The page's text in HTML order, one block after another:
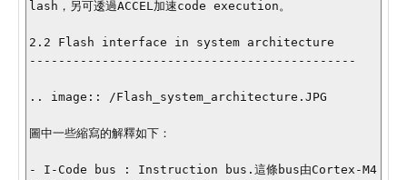
lash，另可逶過ACCEL加速code execution。
2.2 Flash interface in system architecture
---------------------------------------------
.. image:: /Flash_system_architecture.JPG
圖中一些縮寫的解釋如下：
- I-Code bus : Instruction bus.這條bus由Cortex-M4